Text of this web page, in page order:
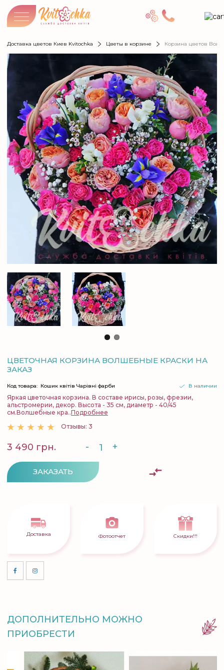
Доставка цветов Киев Kvitochka Цветы в корзине Корзина цветов
ЦВЕТОЧНАЯ КОРЗИНА ВОЛШЕБНЫЕ КРАСКИ НА
ЗАКАЗ
В наличии
Код товара: Кошик квітів Чарівні фарби
Яркая цветочная корзина. В составе ирисы, розы, фрезии,
альстромерии, декор. Высота - 35 см, диаметр - 40/45
см.Волшебные кра..Подробнее
Отзывы: 3
3 490 грн. - +
ЗАКАЗАТЬ
Доставка Фотоотчет Скидки!!!
ДОПОЛНИТЕЛЬНО МОЖНО
ПРИОБРЕСТИ